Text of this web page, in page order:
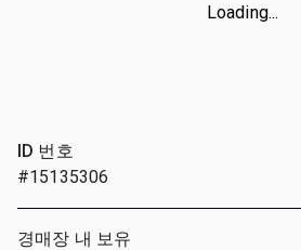
Loading...
ID 번호
#15135306
경매장 내 보유